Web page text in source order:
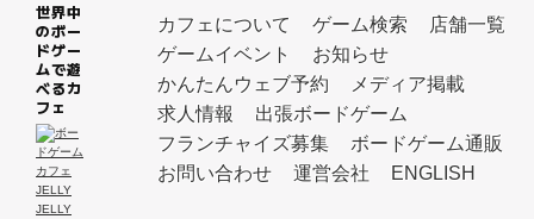
世界中
のボー
ドゲー
ムで遊
べるカ
フェ
カフェについて ゲーム検索
店舗一覧
ゲームイベント
お知らせ
かんたんウェブ予約
メディア掲載
求人情報
出張ボードゲーム
フランチャイズ募集
ボードゲーム通販
お問い合わせ
運営会社 ENGLISH